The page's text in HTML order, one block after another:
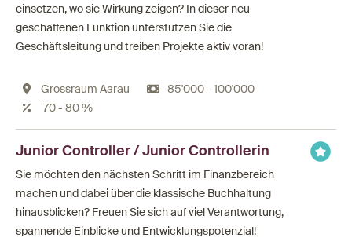
einsetzen, wo sie Wirkung zeigen? In dieser neu
geschaffenen Funktion unterstützen Sie die
Geschäftsleitung und treiben Projekte aktiv voran!
Grossraum Aarau
85'000 - 100'000
70 - 80 %
Junior Controller / Junior Controllerin
Sie möchten den nächsten Schritt im Finanzbereich
machen und dabei über die klassische Buchhaltung
hinausblicken? Freuen Sie sich auf viel Verantwortung,
spannende Einblicke und Entwicklungspotenzial!